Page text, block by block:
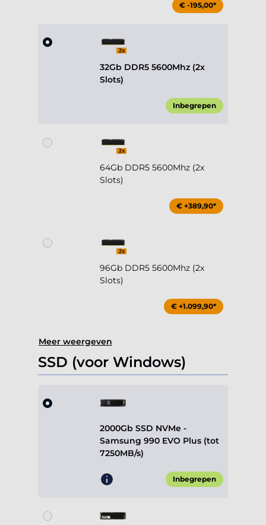
€ -195,00*
32Gb DDR5 5600Mhz (2x
Slots)
Inbegrepen
64Gb DDR5 5600Mhz (2x
Slots)
€ +389,90*
96Gb DDR5 5600Mhz (2x
Slots)
€ +1.099,90*
Meer weergeven
SSD (voor Windows)
2000Gb SSD NVMe -
Samsung 990 EVO Plus (tot
7250MB/s)
Inbegrepen